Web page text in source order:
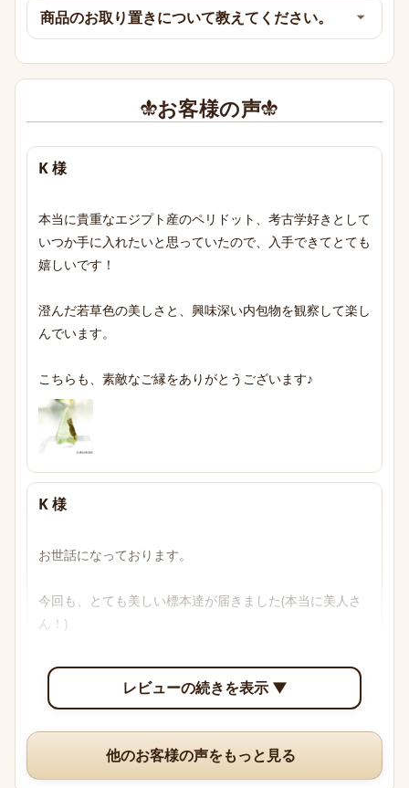
商品のお取り置きについて教えてください。
お客様の声
K 様
本当に貴重なエジプト産のペリドット、考古学好きとして
いつか手に入れたいと思っていたので、入手できてとても
嬉しいです！
澄んだ若草色の美しさと、興味深い内包物を観察して楽し
んでいます。
こちらも、素敵なご縁をありがとうございます♪
K 様
お世話になっております。
今回も、とても美しい標本達が届きました(本当に美人さ
ん！)
透明感のあるブルーからパープル、多色性がはっきり確認
できて眺めていて楽しいです。
いつも、丁寧な梱包や手書きのメッセージ、そして素敵な
オマケまでありがとうございますm(*_ _)m
レビューの続きを表示 ▼
他のお客様の声をもっと見る